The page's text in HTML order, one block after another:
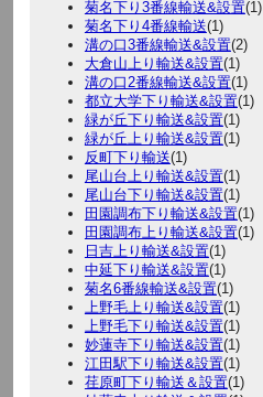
菊名下り3番線輸送&設置(1)
菊名下り4番線輸送(1)
溝の口3番線輸送&設置(2)
大倉山上り輸送&設置(1)
溝の口2番線輸送&設置(1)
都立大学下り輸送&設置(1)
緑が丘下り輸送&設置(1)
緑が丘上り輸送&設置(1)
反町下り輸送(1)
尾山台上り輸送&設置(1)
尾山台下り輸送&設置(1)
田園調布下り輸送&設置(1)
田園調布上り輸送&設置(1)
日吉上り輸送&設置(1)
中延下り輸送&設置(1)
菊名6番線輸送&設置(1)
上野毛上り輸送&設置(1)
上野毛下り輸送&設置(1)
妙蓮寺下り輸送&設置(1)
江田駅下り輸送&設置(1)
荏原町下り輸送＆設置(1)